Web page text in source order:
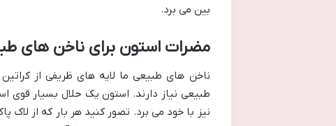
بین می برد.
مضرات استون برای ناخن های
ناخن های طبیعی ما لایه های ظریفی از
طبیعی نیاز دارند. استون یک حلال بسیار قوی
نیز با خود می برد. تصور کنید هر بار که از